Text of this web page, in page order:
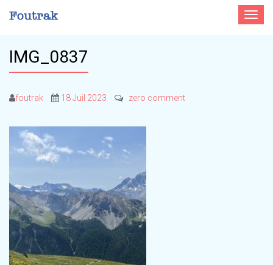
Toggle
IMG_0837
foutrak 18 Juil 2023 zero comment